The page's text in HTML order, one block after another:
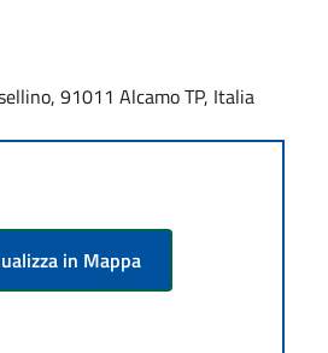
91011 Alcamo TP, Italia
in Mappa